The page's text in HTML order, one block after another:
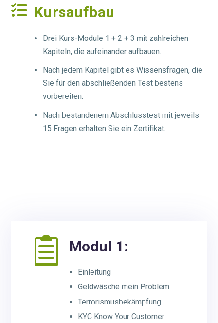
 Kursaufbau
Drei Kurs-Module 1 + 2 + 3 mit zahlreichen
Kapiteln, die aufeinander aufbauen.
Nach jedem Kapitel gibt es Wissensfragen, die
Sie für den abschließenden Test bestens
vorbereiten.
Nach bestandenem Abschlusstest mit jeweils
15 Fragen erhalten Sie ein Zertifikat.
 Modul 1:
Einleitung
Geldwäsche mein Problem
Terrorismusbekämpfung
KYC Know Your Customer